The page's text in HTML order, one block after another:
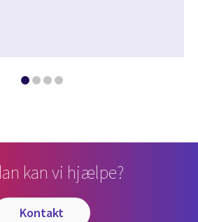
kan vi hjælpe?
kontakt